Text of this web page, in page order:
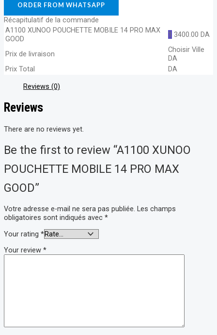
ORDER FROM WHATSAPP
Récapitulatif de la commande
A1100 XUNOO POUCHETTE MOBILE 14 PRO MAX
GOOD
1 3400.00 DA
Prix de livraison
Choisir Ville
DA
Prix Total
DA
Reviews (0)
Reviews
There are no reviews yet.
Be the first to review “A1100 XUNOO
POUCHETTE MOBILE 14 PRO MAX
GOOD”
Votre adresse e-mail ne sera pas publiée. Les champs
obligatoires sont indiqués avec *
Your rating *
Your review *